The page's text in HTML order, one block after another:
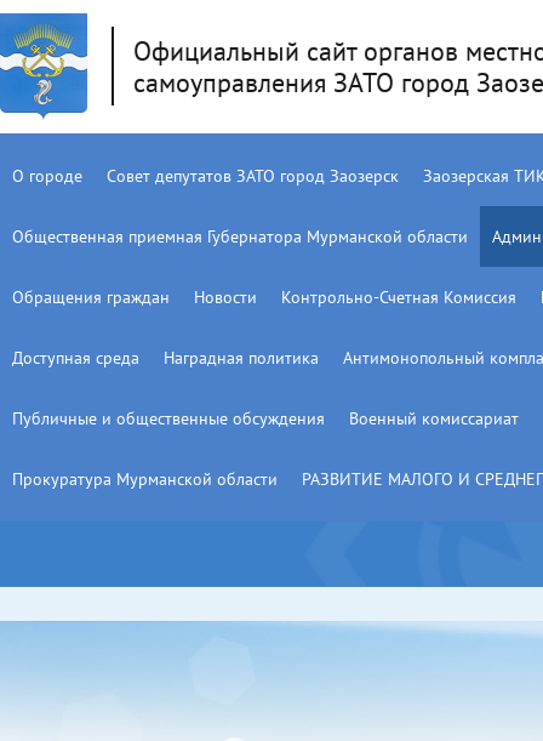
Официальный сайт органов
самоуправления ЗАТО город
О городе Совет депутатов ЗАТО город Заозерск Заозерская
Общественная приемная Губернатора Мурманской области
Обращения граждан Новости Контрольно-Счетная Комиссия
Доступная среда Наградная политика Антимонопольный
Публичные и общественные обсуждения Военный комиссариат
Прокуратура Мурманской области РАЗВИТИЕ МАЛОГО И